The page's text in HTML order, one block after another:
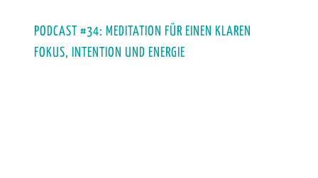
PODCAST #34: MEDITATION FÜR EINEN KLAREN
FOKUS, INTENTION UND ENERGIE